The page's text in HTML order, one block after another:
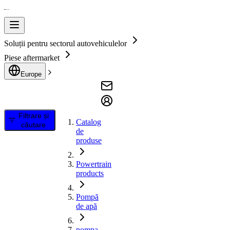
Soluții pentru sectorul autovehiculelor
Piese aftermarket
Europe
Filtrare și
căutare
Catalog
de
produse
Powertrain
products
Pompă
de apă